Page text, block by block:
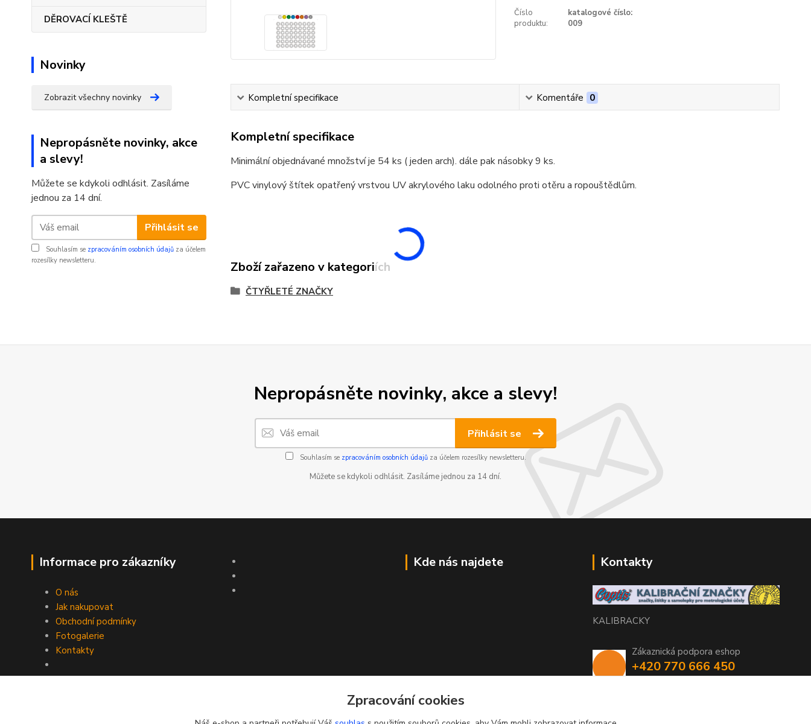
DĚROVACÍ KLEŠTĚ
Novinky
Zobrazit všechny novinky
Nepropásněte novinky, akce
a slevy!
Můžete se kdykoli odhlásit. Zasíláme
jednou za 14 dní.
Přihlásit se
Souhlasím se zpracováním osobních údajů za účelem
rozesílky newsletteru.
Číslo
produktu:
katalogové číslo:
009
Kompletní specifikace Komentáře 0
Kompletní specifikace
Minimální objednávané množství je 54 ks ( jeden arch). dále pak násobky 9 ks.
PVC vinylový štítek opatřený vrstvou UV akrylového laku odolného proti otěru a ropouštědlům.
Zboží zařazeno v kategoriích
ČTYŘLETÉ ZNAČKY
Nepropásněte novinky, akce a slevy!
Přihlásit se
Souhlasím se zpracováním osobních údajůza účelem rozesílky newsletteru.
Můžete se kdykoli odhlásit. Zasíláme jednou za 14 dní.
Informace pro zákazníky
O nás
Jak nakupovat
Obchodní podmínky
Fotogalerie
Kontakty
Kde nás najdete Kontakty
KALIBRACKY
Zákaznická podpora eshop
+420 770 666 450
Zpracování cookies